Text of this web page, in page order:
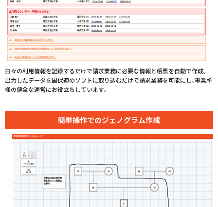
日々の利用情報を記録するだけで請求業務に必要な情報と帳票を自動で作成。
出力したデータを国保連のソフトに取り込むだけで請求業務を可能にし、事業所
様の健全な運営にお役立ちしています。
簡単操作でのジェノグラム作成